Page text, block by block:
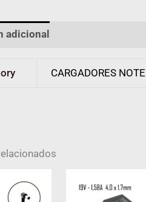
adicional
CARGADORES